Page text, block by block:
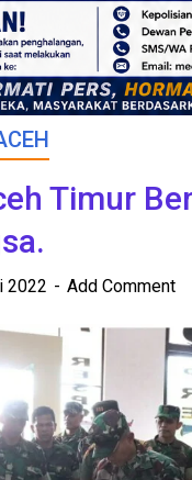
Timur
2022 Add Comment